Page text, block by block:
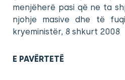
menjëherë pasi që ne ta
njohje masive dhe të
kryeministër, 8 shkurt 2008
E PAVËRTETË